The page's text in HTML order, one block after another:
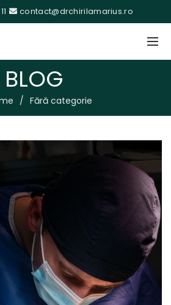
contact@drchirilamarius.ro
BLOG
Fără categorie